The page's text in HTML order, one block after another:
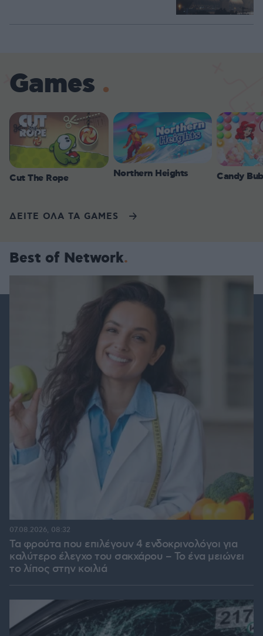
Games
Cut The Rope Northern Heights Candy
ΔΕΙΤΕ ΟΛΑ ΤΑ GAMES
Best of Network
Τα φρούτα που επιλέγουν 4 ενδοκρινολόγοι για
καλύτερο έλεγχο του σακχάρου – Το ένα μειώνει
το λίπος στην κοιλιά
07.08.2026, 08:32